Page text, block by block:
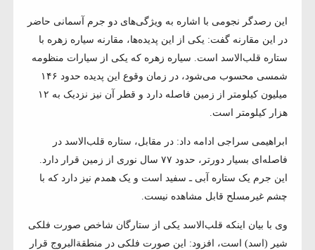
این رصدگر نجومی با اشاره به ویژگی‌های دو جرم آسمانی حاضر
در این مقارنه گفت: یکی از این پدیده‌ها، مقارنه سیاره زهره با
ستاره قلب‌الاسد است. سیاره زهره که یکی از سیارات منظومه
شمسی محسوب می‌شود، در زمان وقوع این پدیده حدود ۱۴۶
میلیون کیلومتر از زمین فاصله دارد و قطر آن نیز نزدیک به ۱۲
هزار کیلومتر است.
ابراهیمی سراجی ادامه داد: در مقابل، ستاره قلب‌الاسد در
فاصله‌ای بسیار دورتر، حدود ۷۷ سال نوری از زمین قرار دارد.
این جرم یک ستاره آبی ـ سفید است و یک همدم نیز دارد که با
چشم غیرمسلح قابل مشاهده نیست.
وی با بیان اینکه قلب‌الاسد یکی از ستارگان شاخص صورت فلکی
شیر (اسد) است، افزود: این صورت فلکی در منطقة‌البروج قرار